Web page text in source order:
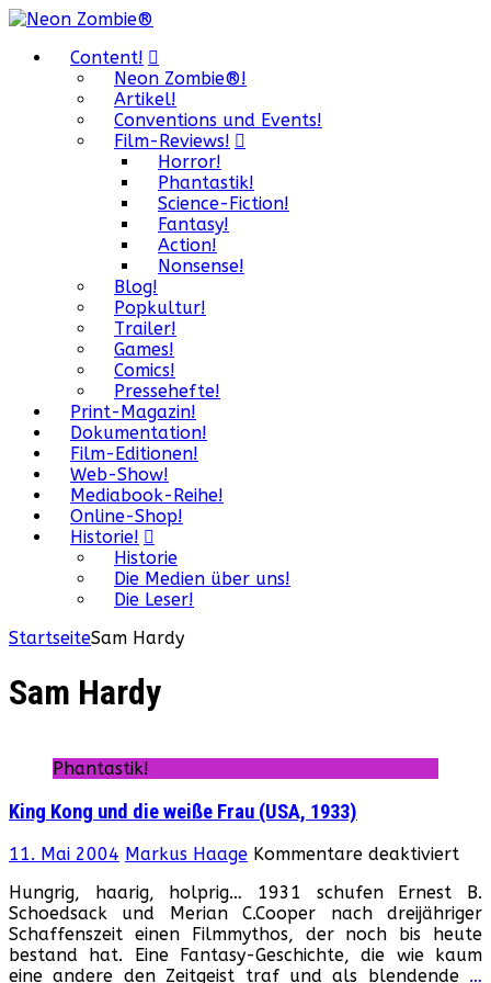
Content!
Neon Zombie®!
Artikel!
Conventions und Events!
Film-Reviews!
Horror!
Phantastik!
Science-Fiction!
Fantasy!
Action!
Nonsense!
Blog!
Popkultur!
Trailer!
Games!
Comics!
Pressehefte!
Print-Magazin!
Dokumentation!
Film-Editionen!
Web-Show!
Mediabook-Reihe!
Online-Shop!
Historie!
Historie
Die Medien über uns!
Die Leser!
StartseiteSam Hardy
Sam Hardy
Phantastik!
King Kong und die weiße Frau (USA, 1933)
11. Mai 2004 Markus Haage Kommentare deaktiviertfür
und
die
Hungrig, haarig, holprig… 1931 schufen Ernest B.
Schoedsack und Merian C.Cooper nach dreijähriger
Schaffenszeit einen Filmmythos, der noch bis heute
bestand hat. Eine Fantasy-Geschichte, die wie kaum
eine andere den Zeitgeist traf und als blendende …